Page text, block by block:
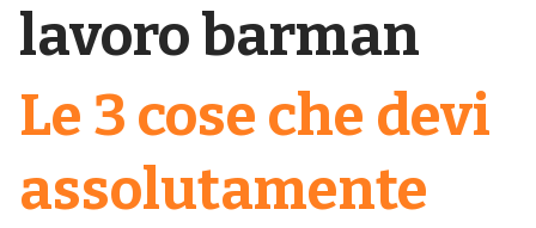
lavoro barman
Le 3 cose che devi
assolutamente